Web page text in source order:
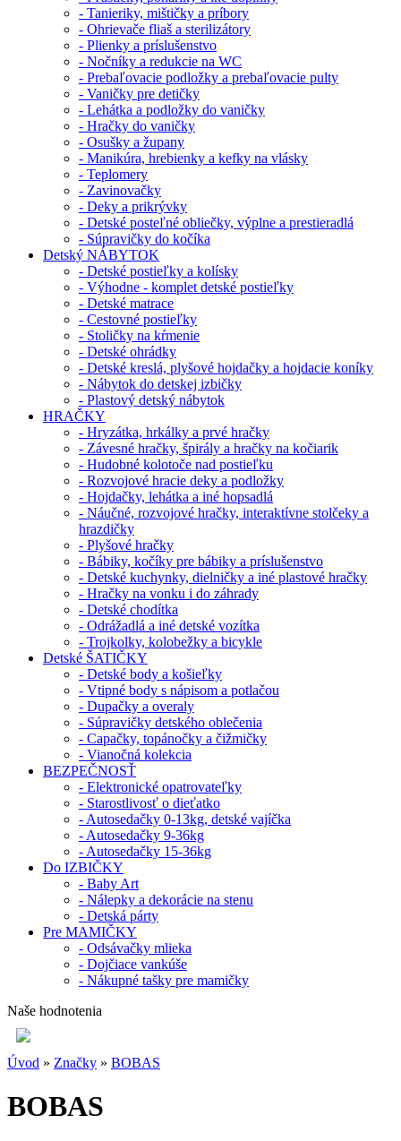
- Tanieriky, mištičky a príbory
- Ohrievače fliaš a sterilizátory
- Plienky a príslušenstvo
- Nočníky a redukcie na WC
- Prebaľovacie podložky a prebaľovacie pulty
- Vaničky pre detičky
- Lehátka a podložky do vaničky
- Hračky do vaničky
- Osušky a župany
- Manikúra, hrebienky a kefky na vlásky
- Teplomery
- Zavinovačky
- Deky a prikrývky
- Detské posteľné obliečky, výplne a prestieradlá
- Súpravičky do kočíka
Detský NÁBYTOK
- Detské postieľky a kolísky
- Výhodne - komplet detské postieľky
- Detské matrace
- Cestovné postieľky
- Stoličky na kŕmenie
- Detské ohrádky
- Detské kreslá, plyšové hojdačky a hojdacie koníky
- Nábytok do detskej izbičky
- Plastový detský nábytok
HRAČKY
- Hryzátka, hrkálky a prvé hračky
- Závesné hračky, špirály a hračky na kočiarik
- Hudobné kolotoče nad postieľku
- Rozvojové hracie deky a podložky
- Hojdačky, lehátka a iné hopsadlá
- Náučné, rozvojové hračky, interaktívne stolčeky a
hrazdičky
- Plyšové hračky
- Bábiky, kočíky pre bábiky a príslušenstvo
- Detské kuchynky, dielničky a iné plastové hračky
- Hračky na vonku i do záhrady
- Detské chodítka
- Odrážadlá a iné detské vozítka
- Trojkolky, kolobežky a bicykle
Detské ŠATIČKY
- Detské body a košieľky
- Vtipné body s nápisom a potlačou
- Dupačky a overaly
- Súpravičky detského oblečenia
- Capačky, topánočky a čižmičky
- Vianočná kolekcia
BEZPEČNOSŤ
- Elektronické opatrovateľky
- Starostlivosť o dieťatko
- Autosedačky 0-13kg, detské vajíčka
- Autosedačky 9-36kg
- Autosedačky 15-36kg
Do IZBIČKY
- Baby Art
- Nálepky a dekorácie na stenu
- Detská párty
Pre MAMIČKY
- Odsávačky mlieka
- Dojčiace vankúše
- Nákupné tašky pre mamičky
Naše hodnotenia
Úvod » Značky » BOBAS
BOBAS